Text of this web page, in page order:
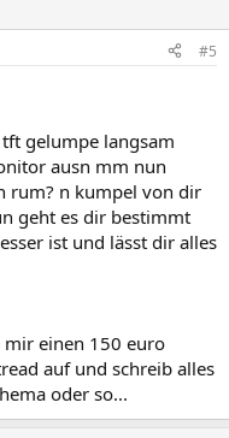
#5
gelumpe langsam
ausn mm nun
rum? n kumpel von dir
geht es dir bestimmt
ist und lässt dir alles
mir einen 150 euro
auf und schreib alles
oder so...